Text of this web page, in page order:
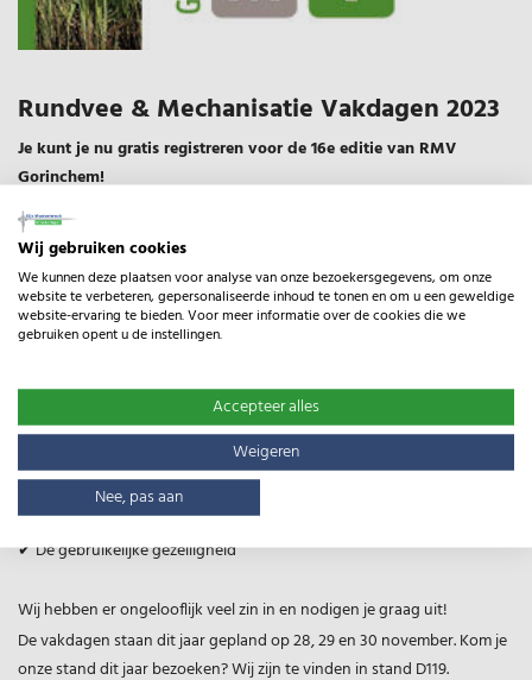
Rundvee & Mechanisatie Vakdagen 2023
Je kunt je nu gratis registreren voor de 16e editie van RMV
Gorinchem!
Zorg ervoor dat je voorbereid wordt op de toekomst tijdens één van
de kennissessies door topsprekers uit de markt. Juist nu is hét
moment om op de hoogte te blijven van alle ontwikkelingen op het
gebied van actuele thema's uit de agrarische sector. De beursvloer is
goed gevuld met meer dan 300 exposanten.
✔ Meer dan 300 exposanten
✔ De beursvloer staat boordevol beleving
✔ De tien beste innovaties in de Tunnel van de Toekomst
✔ Het rijkgevulde kennisprogramma bereidt je voor op de toekomst
✔ De gebruikelijke gezelligheid
Wij hebben er ongelooflijk veel zin in en nodigen je graag uit!
De vakdagen staan dit jaar gepland op 28, 29 en 30 november. Kom je
onze stand dit jaar bezoeken? Wij zijn te vinden in stand D119.
Wij gebruiken cookies
We kunnen deze plaatsen voor analyse van onze bezoekersgegevens, om onze
website te verbeteren, gepersonaliseerde inhoud te tonen en om u een geweldige
website-ervaring te bieden. Voor meer informatie over de cookies die we
gebruiken opent u de instellingen.
Accepteer alles
Weigeren
Nee, pas aan